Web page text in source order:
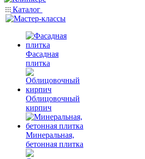
Каталог
Фасадная
плитка
Облицовочный
кирпич
Минеральная,
бетонная плитка